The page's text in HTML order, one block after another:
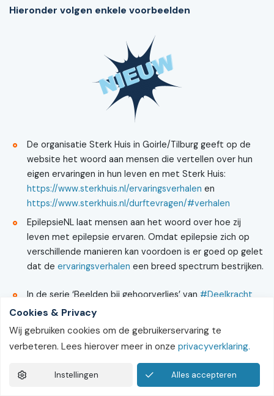
Cookies & Privacy
Wij gebruiken cookies om de gebruikerservaring te
verbeteren. Lees hierover meer in onzeprivacyverklaring.
Alles accepteren
Instellingen
Hieronder volgen enkele voorbeelden
De organisatie Sterk Huis in Goirle/Tilburg geeft op de
website het woord aan mensen die vertellen over hun
eigen ervaringen in hun leven en met Sterk Huis:
https://www.sterkhuis.nl/ervaringsverhalen en
https://www.sterkhuis.nl/durftevragen/#verhalen
EpilepsieNL laat mensen aan het woord over hoe zij
leven met epilepsie ervaren. Omdat epilepsie zich op
verschillende manieren kan voordoen is er goed op gelet
dat de ervaringsverhalen een breed spectrum bestrijken.
In de serie ‘Beelden bij gehoorverlies’ van #Deelkracht
vertellen mensen met gehoorverlies over hun leven en
https://www.deelkracht.nl/beeldenbijgehoorverlies/
mensen hun ervaringen uit.